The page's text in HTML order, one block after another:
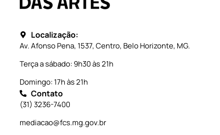
Localização:
Av. Afonso Pena, 1537, Centro, Belo Horizonte, MG.
Terça a sábado: 9h30 às 21h
Domingo: 17h às 21h
Contato
(31) 3236-7400
mediacao@fcs.mg.gov.br